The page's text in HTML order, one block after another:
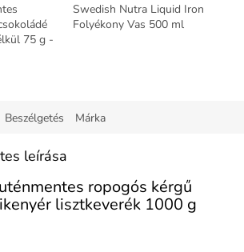
75 g -
Swedish Nutra Liquid Iron
Folyékony Vas 500 ml
Beszélgetés Márka
leírása
ropogós kérgű
lisztkeverék 1000 g